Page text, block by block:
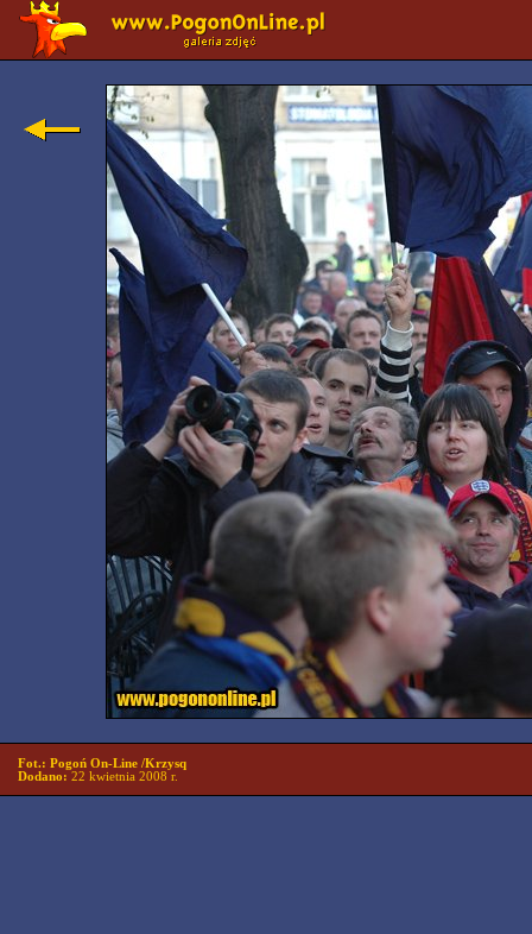
Fot.: Pogoń On-Line /Krzysq
Dodano: 22 kwietnia 2008 r.